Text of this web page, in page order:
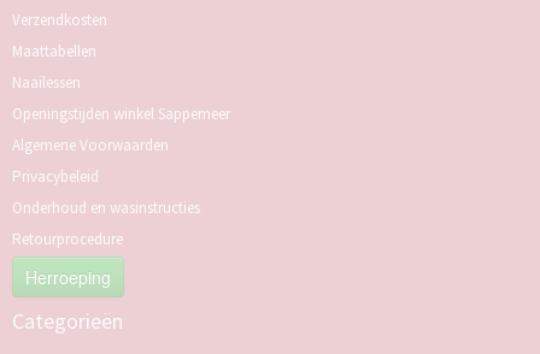
Verzendkosten
Maattabellen
Naailessen
Openingstijden winkel Sappemeer
Algemene Voorwaarden
Privacybeleid
Onderhoud en wasinstructies
Retourprocedure
Herroeping
Categorieën